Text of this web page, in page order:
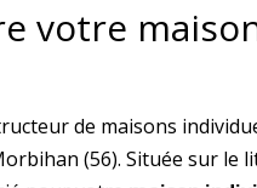
votre
de maisons
(56). Située sur le